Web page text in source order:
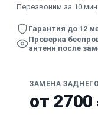
Перезвоним за 10
Гарантия до 12
Проверка
антенн после
ЗАМЕНА ЗАДНЕГО
от